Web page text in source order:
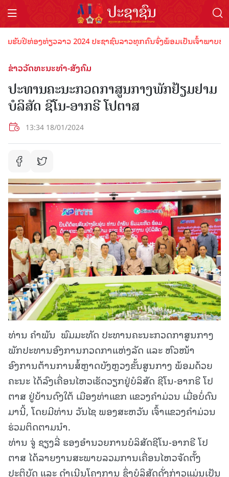
ບປີທ່ອງທ່ຽວລາວ 2024 ປະຊາຊົນລາວທຸກຄົນຈົ່ງພ້ອມເປັນເຈົ້າພາບທີ່
ຂ່າວວັດທະນະທຳ-ສັງຄົມ
ປະທານຄະນະກວດກາສູນກາງພັກຢ້ຽມຢາມ
ບໍລິສັດ ຊີໂນ-ອາກຣີ ໂປຕາສ
13:34 18/01/2024
ທ່ານ ຄໍາພັນ ພົມມະທັດ ປະທານຄະນະກວດກາສູນກາງ
ພັກປະທານອົງການກວດກາແຫ່ງລັດ ແລະ ຫົວໜ້າ
ອົງການຕ້ານການສໍ້ຫຼາດບັງຫຼວງຂັ້ນສູນກາງ ພ້ອມດ້ວຍ
ຄະນະ ໄດ້ລົງເຄື່ອນໄຫວເຮັດວຽກຢູ່ບໍລິສັດ ຊີໂນ-ອາກຣີ ໂປ
ຕາສ ຢູ່ບ້ານດົງໃຕ້ ເມືອງທ່າແຂກ ແຂວງຄໍາມ່ວນ ເມື່ອບໍ່ດົນ
ມານີ້, ໂດຍມີທ່ານ ວັນໄຊ ພອງສະຫວັນ ເຈົ້າແຂວງຄໍາມ່ວນ
ຮ່ວມຕິດຕາມນຳ.
ທ່ານ ຈູ່ ຊຽງລີ່ ຮອງອຳນວຍການບໍລິສັດຊີໂນ-ອາກຣີ ໂປ
ຕາສ ໄດ້ລາຍງານສະພາບລວມການເຄື່ອນໄຫວຈັດຕັ້ງ
ປະຕິບັດ ແລະ ດຳເນີນໂຄງການ ຊຶ່ງບໍລິສັດດັ່ງກ່າວແມ່ນເປັນ